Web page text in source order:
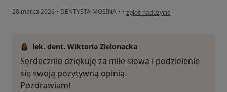
28 marca 2026 • DENTYSTA MOSINA • • w opinii użytkownika Joanna
zgłoś nadużycie
lek. dent. Wiktoria Zielonacka
Serdecznie dziękuję za miłe słowa i podzielenie
się swoją pozytywną opinią.
Pozdrawiam!